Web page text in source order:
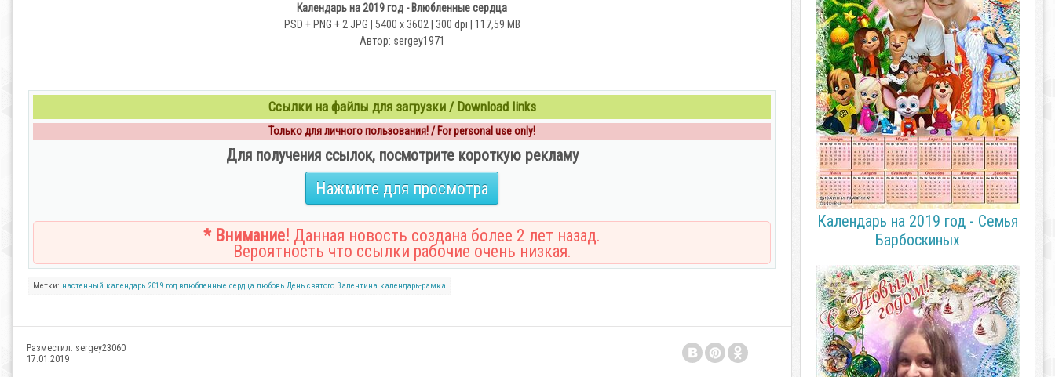
Календарь на 2019 год - Влюбленные сердца
PSD + PNG + 2 JPG | 5400 x 3602 | 300 dpi | 117,59 MB
Автор: sergey1971
Ссылки на файлы для загрузки / Download links
Только для личного пользования! / For personal use only!
Для получения ссылок, посмотрите короткую рекламу
Нажмите для просмотра
* Внимание! Данная новость создана более 2 лет назад.
Вероятность что ссылки рабочие очень низкая.
Метки: настенный календарь 2019 год влюбленные сердца любовь День святого Валентина календарь-рамка
Разместил: sergey23060
17.01.2019
Календарь на 2019 год - Семья
Барбоскиных